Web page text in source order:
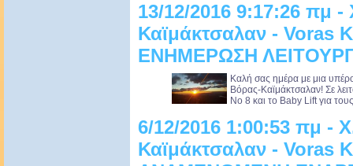
13/12/2016 9:17:26 πμ
Καϊμάκτσαλαν - Voras
ΕΝΗΜΕΡΩΣΗ
Καλή σας ημέρα με μια
Βόρας-Καϊμάκτσαλαν! Σε
Νο 8 και το Baby Lift για
6/12/2016 1:00:53 πμ -
Καϊμάκτσαλαν - Voras